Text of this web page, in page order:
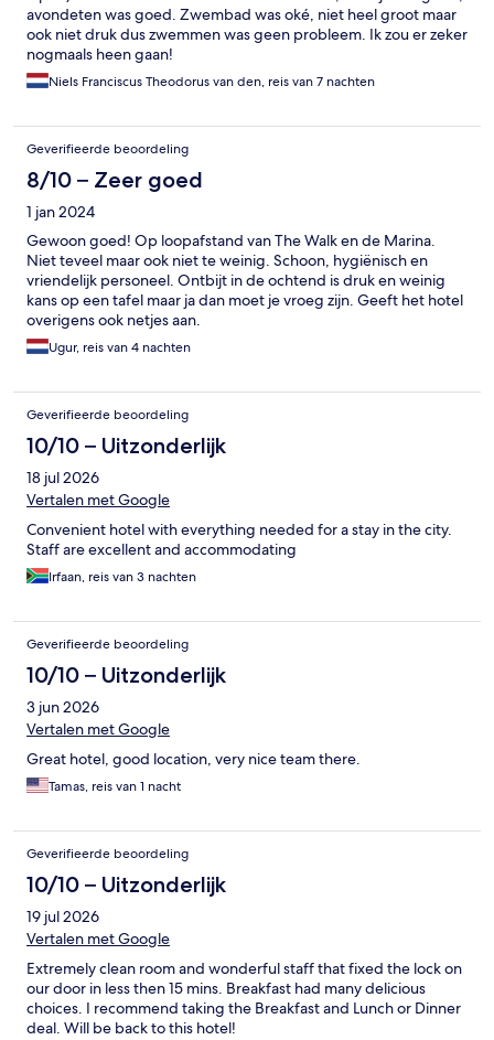
avondeten was goed. Zwembad was oké, niet heel groot maar
ook niet druk dus zwemmen was geen probleem. Ik zou er zeker
nogmaals heen gaan!
Niels Franciscus Theodorus van den, reis van 7 nachten
Geverifieerde beoordeling
8/10 – Zeer goed
1 jan 2024
Gewoon goed! Op loopafstand van The Walk en de Marina.
Niet teveel maar ook niet te weinig. Schoon, hygiënisch en
vriendelijk personeel. Ontbijt in de ochtend is druk en weinig
kans op een tafel maar ja dan moet je vroeg zijn. Geeft het hotel
overigens ook netjes aan.
Ugur, reis van 4 nachten
Geverifieerde beoordeling
10/10 – Uitzonderlijk
18 jul 2026
Vertalen met Google
Convenient hotel with everything needed for a stay in the city.
Staff are excellent and accommodating
Irfaan, reis van 3 nachten
Geverifieerde beoordeling
10/10 – Uitzonderlijk
3 jun 2026
Vertalen met Google
Great hotel, good location, very nice team there.
Tamas, reis van 1 nacht
Geverifieerde beoordeling
10/10 – Uitzonderlijk
19 jul 2026
Vertalen met Google
Extremely clean room and wonderful staff that fixed the lock on
our door in less then 15 mins. Breakfast had many delicious
choices. I recommend taking the Breakfast and Lunch or Dinner
deal. Will be back to this hotel!